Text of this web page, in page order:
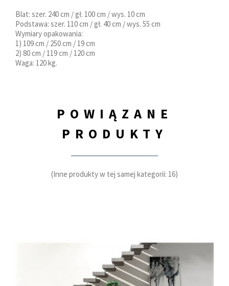
Blat: szer. 240 cm / gł. 100 cm / wys. 10 cm
Podstawa: szer. 110 cm / gł. 40 cm / wys. 55 cm
Wymiary opakowania:
1) 109 cm / 250 cm / 19 cm
2) 80 cm / 119 cm / 120 cm
Waga: 120 kg.
POWIĄZANE
PRODUKTY
(Inne produkty w tej samej kategorii: 16)